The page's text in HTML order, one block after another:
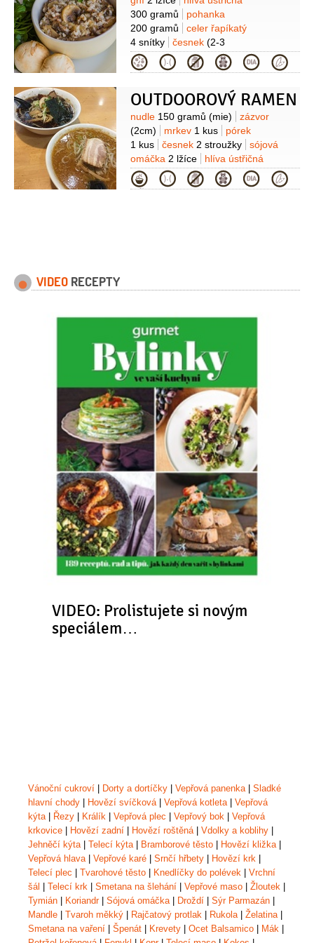
(mražený)
olej olivový
panenský)
citron1/2 kusu
hovězí maso
500 gramů
medailonky ze svíčkové)
hlíva
ústřičná150 gramů
300 gramů
pohanka
200 gramů
celer řapíkatý
4 snítky
česnek (2-3
stroužky)
cibule 1 kus
kmín římský
1 lžička
kurkuma1 lžička
oregano
Kategorie
OUTDOOROVÝ RAMEN
Suroviny
nudle 150 gramů (mie)
zázvor
(2cm)
mrkev 1 kus
pórek
1 kus
česnek 2 stroužky
sójová
omáčka 2 lžíce
hlíva ústřičná
10 plátků (sušená) vývar2 lžičky
(sušený)
Kategorie
VIDEO RECEPTY
VIDEO: Prolistujete si novým
speciálem…
Vánoční cukroví Dorty a dortíčky Vepřová panenka| Sladké
hlavní chody
Hovězí svíčková| Vepřová kotleta| Vepřová
kýta| Řezy Králík Vepřová plec Vepřový bok
Vepřová
krkovice
Hovězí zadní Hovězí roštěná| Vdolky a koblihy
Jehněčí kýta| Telecí kýta| Bramborové těsto Hovězí kližka|
Vepřová hlava| Vepřové karé Srnčí hřbety Hovězí krk
Telecí plec
Tvarohové těsto Knedlíčky do polévek
Vrchní
šál
Telecí krk Smetana na šlehání Vepřové maso Žloutek
Tymián
Koriandr| Sójová omáčka| Droždí Sýr Parmazán
Mandle
Tvaroh měkký Rajčatový protlak Rukola| Želatina|
Smetana na vaření
Špenát Krevety Ocet Balsamico Mák